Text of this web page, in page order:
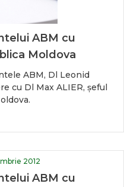
ABM cu
Moldova
ABM, Dl Leonid
cu Dl Max ALIER, șeful
2012
ABM cu